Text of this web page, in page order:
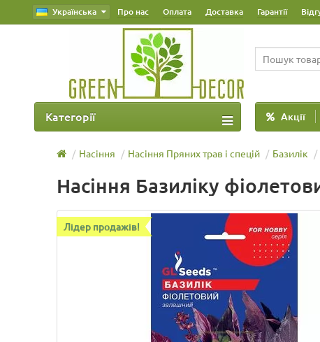
Українська Про нас Оплата Доставка Гарантії
Акції
Категорії
Насіння Насіння Пряних трав і спецій Базилік
Насіння Базиліку
Лідер продажів!